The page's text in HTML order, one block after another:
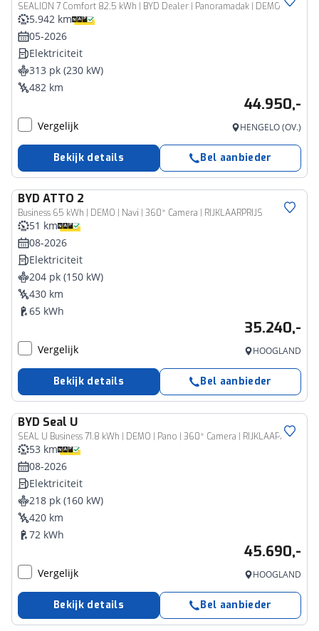
SEALION 7 Comfort 82.5 kWh | BYD Dealer | Panoramadak | DEMO |
5.942 km
05-2026
Elektriciteit
313 pk (230 kW)
482 km
44.950,-
Vergelijk HENGELO (OV.)
Bekijk details Bel aanbieder
BYD ATTO 2
Business 65 kWh | DEMO | Navi | 360* Camera | RIJKLAARPRIJS
51 km
08-2026
Elektriciteit
204 pk (150 kW)
430 km
65 kWh
35.240,-
Vergelijk HOOGLAND
Bekijk details Bel aanbieder
BYD Seal U
SEAL U Business 71.8 kWh | DEMO | Pano | 360* Camera | RIJKLAAPRIJS!
53 km
08-2026
Elektriciteit
218 pk (160 kW)
420 km
72 kWh
45.690,-
Vergelijk HOOGLAND
Bekijk details Bel aanbieder